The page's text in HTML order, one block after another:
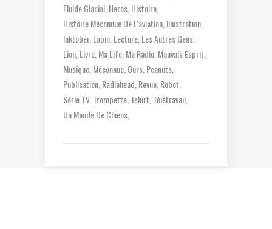
Fluide Glacial Heros Histoire
Histoire Méconnue De L'aviation Illustration
Inktober Lapin Lecture Les Autres Gens
Lion Livre Ma Life Ma Radio Mauvais Esprit
Musique Méconnue Ours Peanuts
Publication Radiohead Revue Robot
Série TV Trompette Tshirt Télétravail
Un Monde De Chiens